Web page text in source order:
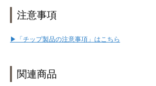
注意事項
▶「チップ製品の注意事項」はこちら
関連商品